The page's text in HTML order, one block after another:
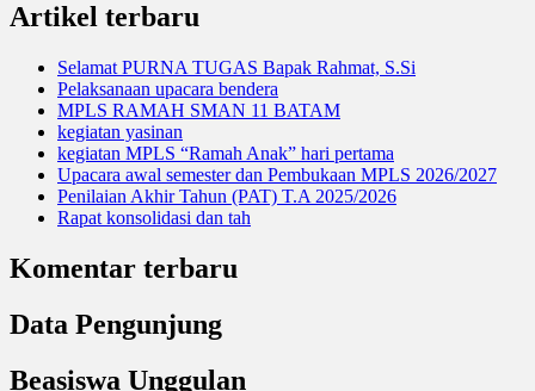
Artikel terbaru
Selamat PURNA TUGAS Bapak Rahmat, S.Si
Pelaksanaan upacara bendera
MPLS RAMAH SMAN 11 BATAM
kegiatan yasinan
kegiatan MPLS “Ramah Anak” hari pertama
Upacara awal semester dan Pembukaan MPLS 2026/2027
Penilaian Akhir Tahun (PAT) T.A 2025/2026
Rapat konsolidasi dan tah
Komentar terbaru
Data Pengunjung
Beasiswa Unggulan